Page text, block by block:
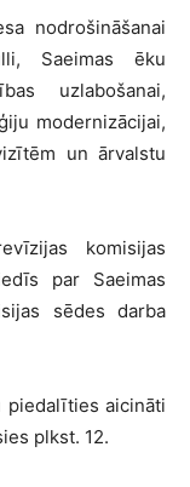
nodrošināšanai
Saeimas ēku
uzlabošanai,
modernizācijai,
un ārvalstu
komisijas
par Saeimas
sēdes darba
piedalīties aicināti
plkst. 12.